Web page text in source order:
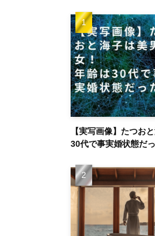
【実写画像】たつお
30代で事実婚状態だっ